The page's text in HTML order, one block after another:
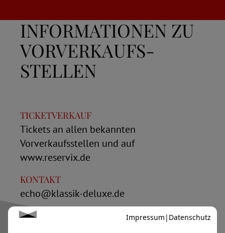
INFORMATIONEN ZU
VORVERKAUFS­
STELLEN
TICKETVERKAUF
Tickets an allen bekannten
Vorverkaufsstellen und auf
www.reservix.de
KONTAKT
echo@klassik-deluxe.de